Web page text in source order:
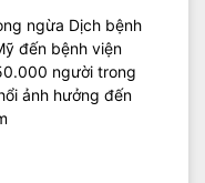
ngừa Dịch bệnh
đến bệnh viện
người trong
ảnh hưởng đến